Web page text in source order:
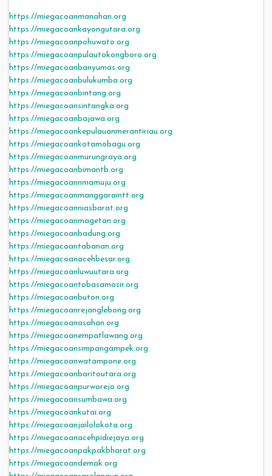
https://miegacoanmanahan.org
https://miegacoankayongutara.org
https://miegacoanpohuwato.org
https://miegacoanpulautokongboro.org
https://miegacoanbanyumas.org
https://miegacoanbulukumba.org
https://miegacoanbintang.org
https://miegacoansintangka.org
https://miegacoanbajawa.org
https://miegacoankepulauanmerantiriau.org
https://miegacoankotamobagu.org
https://miegacoanmurungraya.org
https://miegacoanbimantb.org
https://miegacoannmamuju.org
https://miegacoanmanggaraintt.org
https://miegacoanniasbarat.org
https://miegacoanmagetan.org
https://miegacoanbadung.org
https://miegacoantabanan.org
https://miegacoanacehbesar.org
https://miegacoanluwuutara.org
https://miegacoantobasamosir.org
https://miegacoanbuton.org
https://miegacoanrejanglebong.org
https://miegacoanasahan.org
https://miegacoanempatlawang.org
https://miegacoansimpangampek.org
https://miegacoanwatampone.org
https://miegacoanbaritoutara.org
https://miegacoanpurworejo.org
https://miegacoansumbawa.org
https://miegacoankutai.org
https://miegacoanjailolokota.org
https://miegacoanacehpidiejaya.org
https://miegacoanpakpakbharat.org
https://miegacoandemak.org